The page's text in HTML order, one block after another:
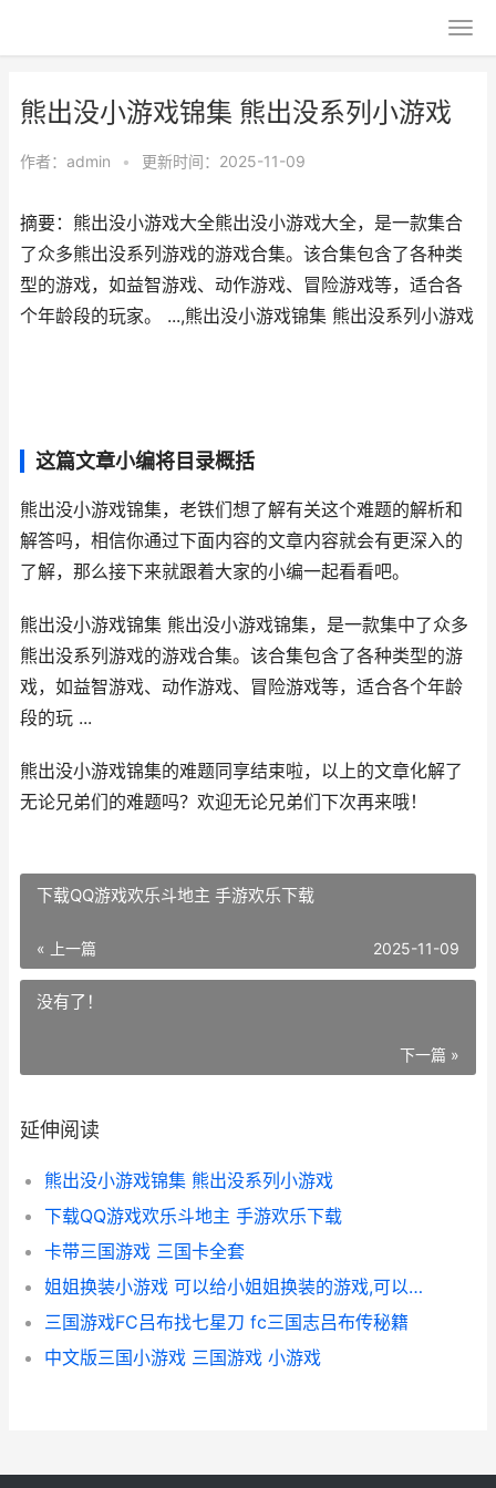
熊出没小游戏锦集 熊出没系列小游戏
作者： admin • 更新时间：2025-11-09
摘要：熊出没小游戏大全熊出没小游戏大全，是一款集合
了众多熊出没系列游戏的游戏合集。该合集包含了各种类
型的游戏，如益智游戏、动作游戏、冒险游戏等，适合各
个年龄段的玩家。 ...,熊出没小游戏锦集 熊出没系列小游戏
这篇文章小编将目录概括
熊出没小游戏锦集，老铁们想了解有关这个难题的解析和
解答吗，相信你通过下面内容的文章内容就会有更深入的
了解，那么接下来就跟着大家的小编一起看看吧。
熊出没小游戏锦集 熊出没小游戏锦集，是一款集中了众多
熊出没系列游戏的游戏合集。该合集包含了各种类型的游
戏，如益智游戏、动作游戏、冒险游戏等，适合各个年龄
段的玩 ...
熊出没小游戏锦集的难题同享结束啦，以上的文章化解了
无论兄弟们的难题吗？欢迎无论兄弟们下次再来哦！
下载QQ游戏欢乐斗地主 手游欢乐下载
« 上一篇 2025-11-09
没有了！
下一篇 »
延伸阅读
熊出没小游戏锦集 熊出没系列小游戏
下载QQ游戏欢乐斗地主 手游欢乐下载
卡带三国游戏 三国卡全套
姐姐换装小游戏 可以给小姐姐换装的游戏,可以看小姐姐的胸罩
三国游戏FC吕布找七星刀 fc三国志吕布传秘籍
中文版三国小游戏 三国游戏 小游戏